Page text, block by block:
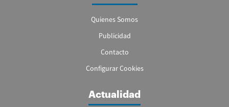
Quienes Somos
Publicidad
Contacto
Configurar Cookies
Actualidad